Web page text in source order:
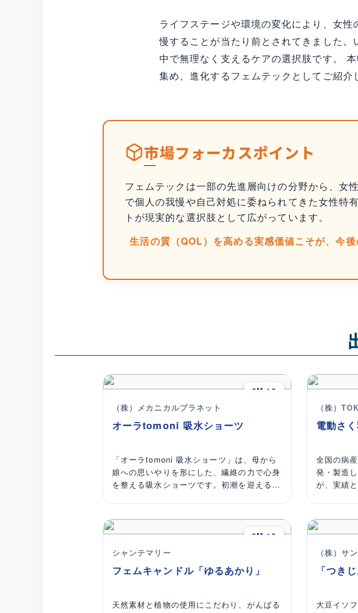
ライフステージや環境の変化により、女
慢することが当たり前とされてきました
中で無理なく支えるケアの選択肢です。
集め、進化するフェムテックとしてご紹介
市場フォーカスポイント
フェムテックは一部の先進層向けの分野から、女
で個人の我慢や自己対処に委ねられてきた女性特
トが現実的な選択肢として広がっています。
生活の質（QOL）を高める実感価値こそが、今
5M-15
（株）メカニカルプラネット
オーラtomoni 吸水ショーツ
「オーラtomoni 吸水ショーツ」は、母から
娘への思いやりを形にした、繊維の力で心身
を整える吸水ショーツです。初潮を迎える娘
お尻を温める機能性やシンプルなデザイン、
毎日履きたくなる薄さを兼ね備えた吸水ショ
実習での学びや親子の実体験をもとに、お守
りのような安心感を追求しました 。従業員
部になることを目指しました。この吸水ショ
（株）
電動さ
全国の病
発・製造
が、実績
5M-15
シャンテマリー
フェムキャンドル「ゆるあかり」
天然素材と植物の使用にこだわり、がんばる
（株）サ
「つき
大豆イソ